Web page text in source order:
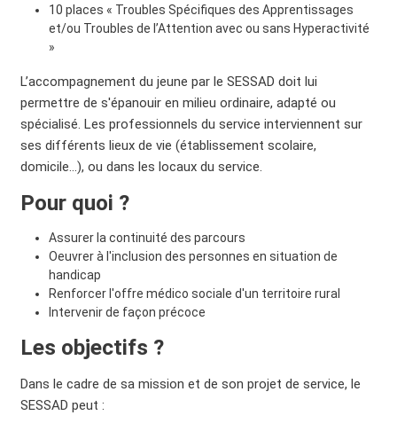
10 places « Troubles Spécifiques des Apprentissages
et/ou Troubles de l’Attention avec ou sans Hyperactivité
»
L’accompagnement du jeune par le SESSAD doit lui
permettre de s'épanouir en milieu ordinaire, adapté ou
spécialisé. Les professionnels du service interviennent sur
ses différents lieux de vie (établissement scolaire,
domicile…), ou dans les locaux du service.
Pour quoi ?
Assurer la continuité des parcours
Oeuvrer à l'inclusion des personnes en situation de
handicap
Renforcer l'offre médico sociale d'un territoire rural
Intervenir de façon précoce
Les objectifs ?
Dans le cadre de sa mission et de son projet de service, le
SESSAD peut :